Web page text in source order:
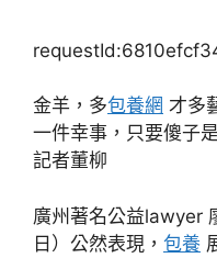
金羊，多包養網 才多
一件幸事，只要傻子是
記者董柳
廣州著名公益lawyer
日）公然表現， 包養